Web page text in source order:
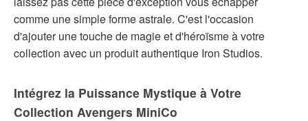
comme une simple forme astrale. C'est l'occasion
d'ajouter une touche de magie et d'héroïsme à votre
collection avec un produit authentique Iron Studios.
Intégrez la Puissance Mystique à Votre
Collection Avengers MiniCo